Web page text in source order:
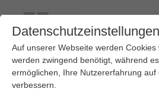
Kontakt Ihre Meinung ist uns wichtig!
Datenschutzeinstellungen
Auf unserer Webseite werden
werden zwingend benötigt, während
ermöglichen, Ihre Nutzererfahrung auf
verbessern.